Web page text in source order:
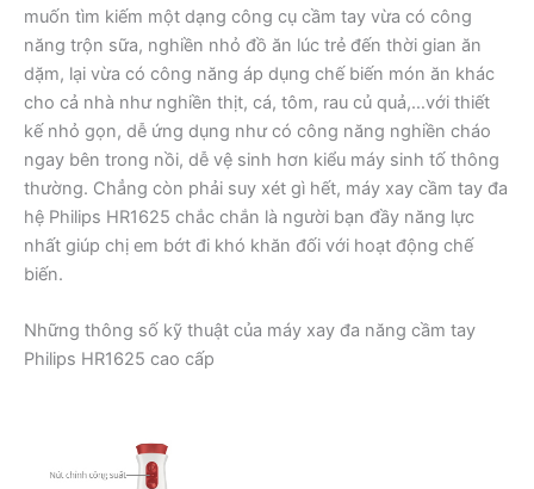
muốn tìm kiếm một dạng công cụ cầm tay vừa có công
năng trộn sữa, nghiền nhỏ đồ ăn lúc trẻ đến thời gian ăn
dặm, lại vừa có công năng áp dụng chế biến món ăn khác
cho cả nhà như nghiền thịt, cá, tôm, rau củ quả,…với thiết
kế nhỏ gọn, dễ ứng dụng như có công năng nghiền cháo
ngay bên trong nồi, dễ vệ sinh hơn kiểu máy sinh tố thông
thường. Chẳng còn phải suy xét gì hết, máy xay cầm tay đa
hệ Philips HR1625 chắc chắn là người bạn đầy năng lực
nhất giúp chị em bớt đi khó khăn đối với hoạt động chế
biến.
Những thông số kỹ thuật của máy xay đa năng cầm tay
Philips HR1625 cao cấp